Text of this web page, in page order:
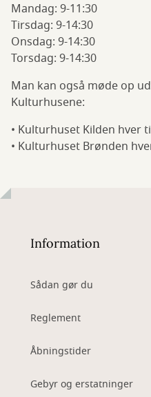
Mandag: 9-11:30
Tirsdag: 9-14:30
Onsdag: 9-14:30
Torsdag: 9-14:30
Man kan også møde op
Kulturhusene:
• Kulturhuset Kilden hver
• Kulturhuset Brønden
Information
Sådan gør du
Reglement
Åbningstider
Gebyr og erstatninger